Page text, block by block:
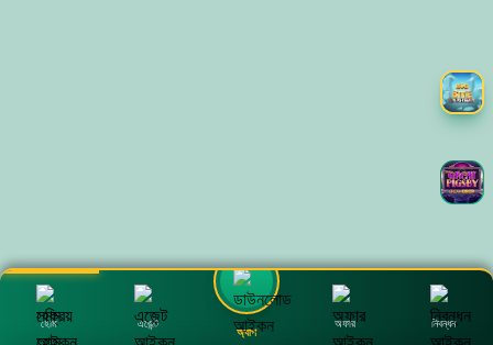
হোম এজেন্ট
অ্যাপ
অফার নিবন্ধন